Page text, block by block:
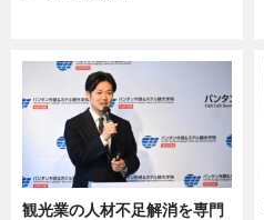
観光業の人材不足解消を専門